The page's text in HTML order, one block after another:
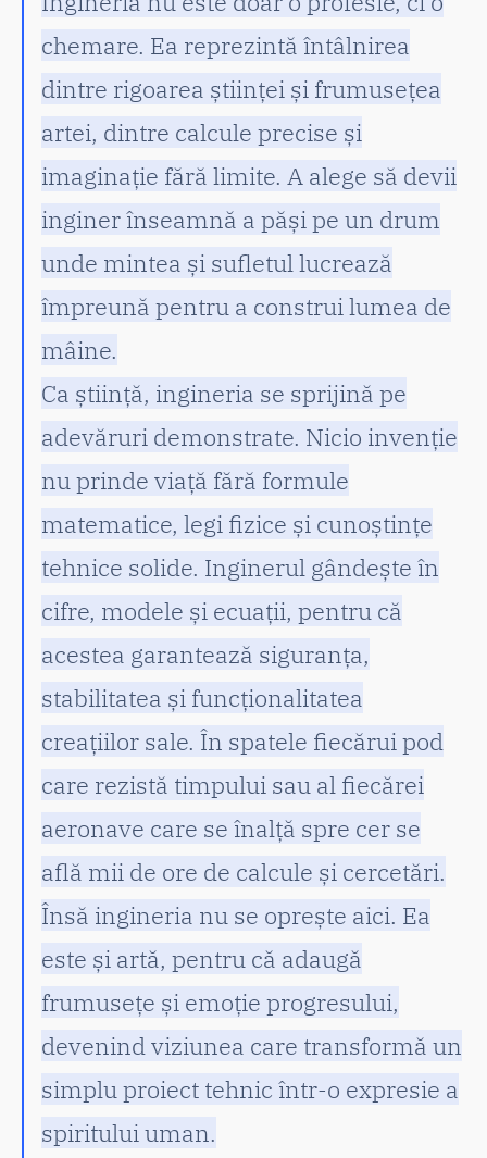
chemare. Ea reprezintă întâlnirea
dintre rigoarea științei și frumusețea
artei, dintre calcule precise și
imaginație fără limite. A alege să devii
inginer înseamnă a păși pe un drum
unde mintea și sufletul lucrează
împreună pentru a construi lumea de
mâine.
Ca știință, ingineria se sprijină pe
adevăruri demonstrate. Nicio invenție
nu prinde viață fără formule
matematice, legi fizice și cunoștințe
tehnice solide. Inginerul gândește în
cifre, modele și ecuații, pentru că
acestea garantează siguranța,
stabilitatea și funcționalitatea
creațiilor sale. În spatele fiecărui pod
care rezistă timpului sau al fiecărei
aeronave care se înalță spre cer se
află mii de ore de calcule și cercetări.
Însă ingineria nu se oprește aici. Ea
este și artă, pentru că adaugă
frumusețe și emoție progresului,
devenind viziunea care transformă un
simplu proiect tehnic într-o expresie a
spiritului uman.